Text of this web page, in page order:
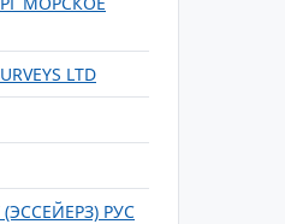
LTD
РУС